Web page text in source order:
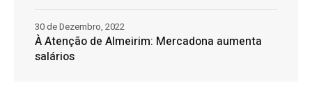
À Atenção de Almeirim: Mercadona aumenta
salários
30 de Dezembro, 2022